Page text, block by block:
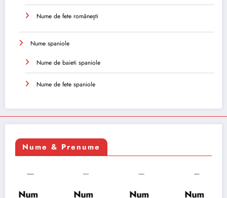
Nume de fete românești
Nume spaniole
Nume de baieti spaniole
Nume de fete spaniole
Nume & Prenume
Num
Num
Num
Num